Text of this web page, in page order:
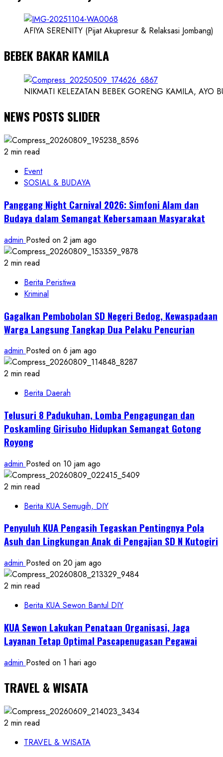
AFIYA SERENITY (Pijat Akupresur & Relaksasi Jombang)
BEBEK BAKAR KAMILA
NIKMATI KELEZATAN BEBEK GORENG KAMILA, AYO
NEWS POSTS SLIDER
2 min read
Event
SOSIAL & BUDAYA
Panggang Night Carnival 2026: Simfoni Alam dan
Budaya dalam Semangat Kebersamaan Masyarakat
admin Posted on 2 jam ago
2 min read
Berita Peristiwa
Kriminal
Gagalkan Pembobolan SD Negeri Bedog, Kewaspadaan
Warga Langsung Tangkap Dua Pelaku Pencurian
admin Posted on 6 jam ago
2 min read
Berita Daerah
Telusuri 8 Padukuhan, Lomba Pengagungan dan
Poskamling Girisubo Hidupkan Semangat Gotong
Royong
admin Posted on 10 jam ago
2 min read
Berita KUA Semugih, DIY
Penyuluh KUA Pengasih Tegaskan Pentingnya Pola
Asuh dan Lingkungan Anak di Pengajian SD N Kutogiri
admin Posted on 20 jam ago
2 min read
Berita KUA Sewon Bantul DIY
KUA Sewon Lakukan Penataan Organisasi, Jaga
Layanan Tetap Optimal Pascapenugasan Pegawai
admin Posted on 1 hari ago
TRAVEL & WISATA
2 min read
TRAVEL & WISATA